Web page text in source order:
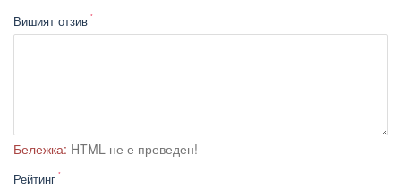
Вишият отзив
Бележка: HTML не е преведен!
Рейтинг